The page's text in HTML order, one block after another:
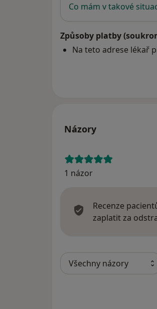
Co mám v takové
Způsoby platby
Na teto adrese lékař
Názory
1 názor
Recenze
zaplatit za